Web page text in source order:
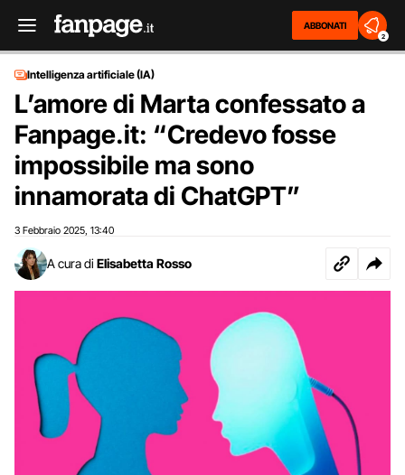
ABBONATI
2
Intelligenza artificiale (IA)
L’amore di Marta confessato a
Fanpage.it: “Credevo fosse
impossibile ma sono
innamorata di ChatGPT”
3 Febbraio 2025 13:40
A cura di Elisabetta Rosso